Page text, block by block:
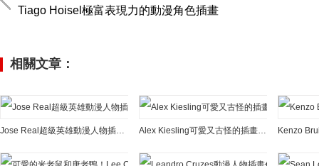
Tiago Hoisel極富表現力的動漫角色插畫
相關文章：
Jose Real超級英雄動漫人物插畫作品 Alex Kiesling可愛又古怪的插畫作品